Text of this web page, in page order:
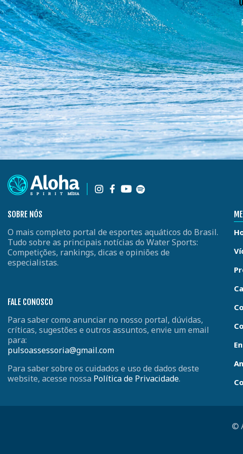
SOBRE NÓS
O mais completo portal de esportes aquáticos do Brasil.
Tudo sobre as principais notícias do Water Sports:
Competições, rankings, dicas e opiniões de
especialistas.
FALE CONOSCO
Para saber como anunciar no nosso portal, dúvidas,
críticas, sugestões e outros assuntos, envie um email
para:
pulsoassessoria@gmail.com
Para saber sobre os cuidados e uso de dados deste
website, acesse nossa Política de Privacidade.
©